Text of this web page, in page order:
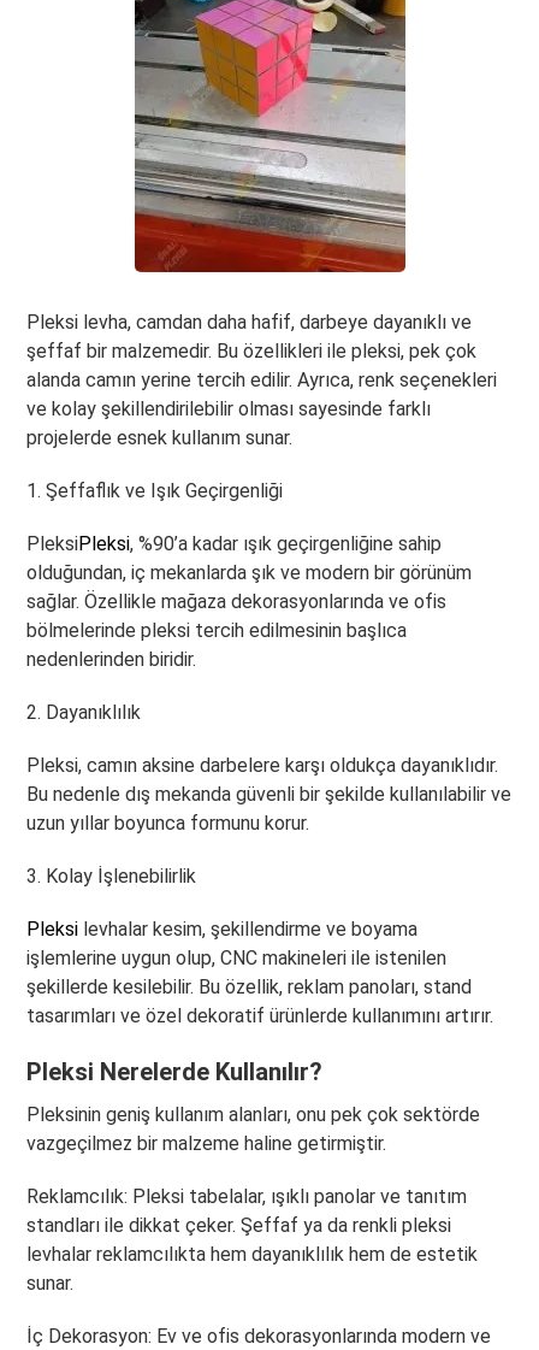
Pleksi levha, camdan daha hafif, darbeye dayanıklı ve
şeffaf bir malzemedir. Bu özellikleri ile pleksi, pek çok
alanda camın yerine tercih edilir. Ayrıca, renk seçenekleri
ve kolay şekillendirilebilir olması sayesinde farklı
projelerde esnek kullanım sunar.
1. Şeffaflık ve Işık Geçirgenliği
PleksiPleksi, %90’a kadar ışık geçirgenliğine sahip
olduğundan, iç mekanlarda şık ve modern bir görünüm
sağlar. Özellikle mağaza dekorasyonlarında ve ofis
bölmelerinde pleksi tercih edilmesinin başlıca
nedenlerinden biridir.
2. Dayanıklılık
Pleksi, camın aksine darbelere karşı oldukça dayanıklıdır.
Bu nedenle dış mekanda güvenli bir şekilde kullanılabilir ve
uzun yıllar boyunca formunu korur.
3. Kolay İşlenebilirlik
Pleksi levhalar kesim, şekillendirme ve boyama
işlemlerine uygun olup, CNC makineleri ile istenilen
şekillerde kesilebilir. Bu özellik, reklam panoları, stand
tasarımları ve özel dekoratif ürünlerde kullanımını artırır.
Pleksi Nerelerde Kullanılır?
Pleksinin geniş kullanım alanları, onu pek çok sektörde
vazgeçilmez bir malzeme haline getirmiştir.
Reklamcılık: Pleksi tabelalar, ışıklı panolar ve tanıtım
standları ile dikkat çeker. Şeffaf ya da renkli pleksi
levhalar reklamcılıkta hem dayanıklılık hem de estetik
sunar.
İç Dekorasyon: Ev ve ofis dekorasyonlarında modern ve